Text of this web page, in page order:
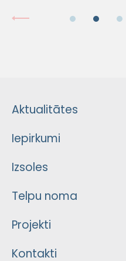
Aktualitātes
Iepirkumi
Izsoles
Telpu noma
Projekti
Kontakti